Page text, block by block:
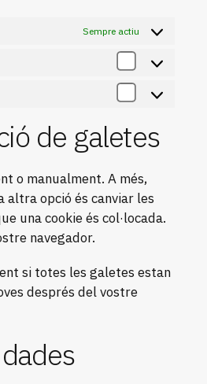
Sempre actiu
Estadístiques
Màrqueting
de galetes
o manualment. A més,
altra opció és canviar les
una cookie és col·locada.
navegador.
si totes les galetes estan
després del vostre